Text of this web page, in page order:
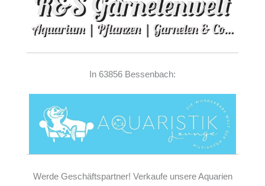
In 63856 Bessenbach:
Werde Geschäftspartner! Verkaufe unsere Aquarien